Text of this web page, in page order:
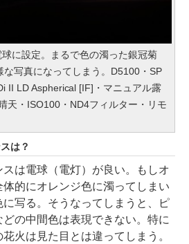
に設定。まるで色の濁った銀冠菊
な写真になってしまう。D5100・SP
II LD Aspherical [IF]・マニュアル露
天・ISO100・ND4フィルター・リモ
は？
は電球（電灯）が良い。もしオ
的にオレンジ色に濁ってしまい
写る。そうなってしまうと、ピ
の中間色は表現できない。特に
火は見た目とは違ってしまう。